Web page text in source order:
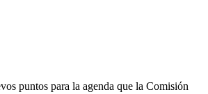
puntos para la agenda que la Comisión